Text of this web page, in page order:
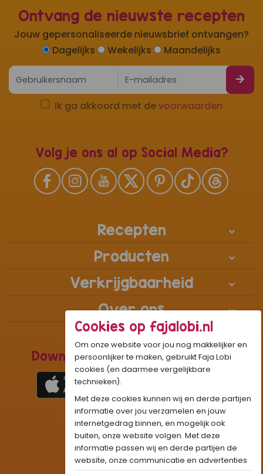
Ontvang de nieuwste recepten
Jouw gepersonaliseerde nieuwsbrief ontvangen?
Dagelijks
Wekelijks Maandelijks
Ik ga akkoord met devoorwaarden
Volg je ons al op Social Media?
Recepten
Producten
Verkrijgbaarheid
Over ons
Download de Recepten Webapp
WhatsApp Community:
Onze gifjes al eens geprobeerd?: GIF
Beleef Sandhia’s Recepten in:
Cookies op fajalobi.nl
Om onze website voor jou nog makkelijker en
persoonlijker te maken, gebruikt Faja Lobi
cookies (en daarmee vergelijkbare
technieken).
Met deze cookies kunnen wij en derde partijen
informatie over jou verzamelen en jouw
internetgedrag binnen, en mogelijk ook
buiten, onze website volgen. Met deze
informatie passen wij en derde partijen de
website, onze communicatie en advertenties